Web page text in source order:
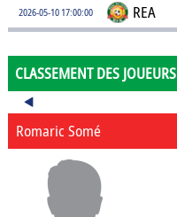
2026-05-10 17:00:00 REA
CLASSEMENT DES JOUEURS
Romaric Somé